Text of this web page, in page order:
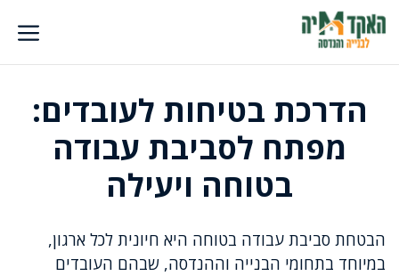
לדלג
לתוכן
הדרכת בטיחות לעובדים:
מפתח לסביבת עבודה
בטוחה ויעילה
הבטחת סביבת עבודה בטוחה היא חיונית לכל ארגון,
במיוחד בתחומי הבנייה וההנדסה, שבהם העובדים